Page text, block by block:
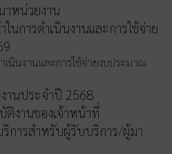
หน่วยงาน
นการดำเนินงานและการใช้จ่าย
เนินงานและการใช้จ่ายงบประมาณ
านประจำปี 2568
งานของเจ้าหน้าที่
การสำหรับผู้รับบริการ/ผู้มา